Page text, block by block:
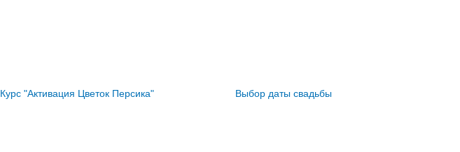
Курс "Активация Цветок Персика" Выбор даты свадьбы